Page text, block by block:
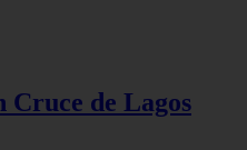
Cruce de Lagos